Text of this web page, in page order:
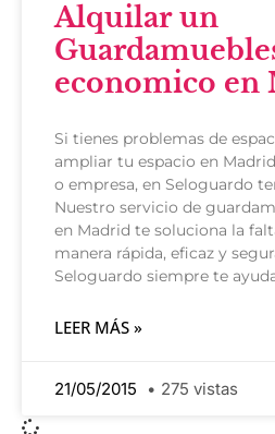
Alquilar un
economico en
Si tienes problemas de
ampliar tu espacio en
o empresa, en Seloguardo
Nuestro servicio de
en Madrid te soluciona la
manera rápida, eficaz y
Seloguardo siempre te
LEER MÁS »
21/05/2015 275 vistas